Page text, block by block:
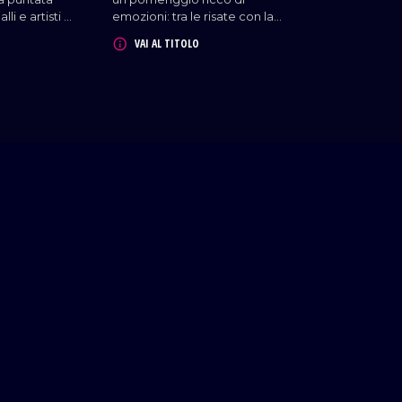
Danza.
e artisti di
noi i
Mete e
emozioni: tra le risate con la
stand up comedy di Francio, le
voci straordinarie di Anna
VAI AL TITOLO